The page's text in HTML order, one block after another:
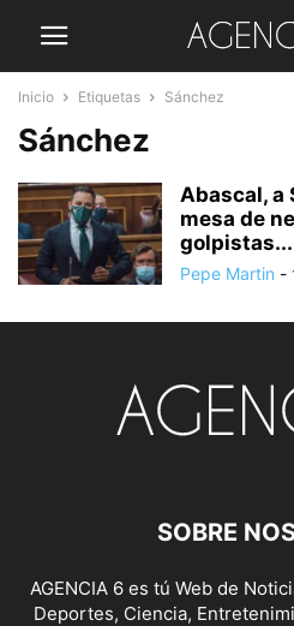
Inicio Etiquetas Sánchez
Sánchez
Abascal, a
mesa de
golpistas...
Pepe Martin -
SOBRE
AGENCIA 6 es tú Web de
Deportes, Ciencia,